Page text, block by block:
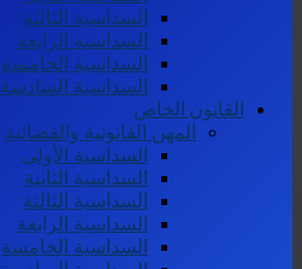
السداسية الثالثة
السداسية الرابعة
السداسية الخامسة
السداسية السادسة
القانون الخاص
المهن القانونية والقضائية
السداسية الأولى
السداسية الثانية
السداسية الثالثة
السداسية الرابعة
السداسية الخامسة